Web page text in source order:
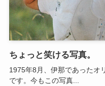
ちょっと笑ける写真。
1975年8月、伊那であったオ
です。今もこの写真...